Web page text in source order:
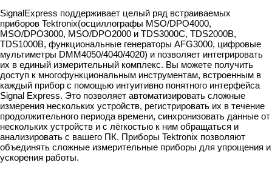
SignalExpress поддерживает целый ряд встраиваемых
приборов Tektronix(осциллографы MSO/DPO4000,
MSO/DPO3000, MSO/DPO2000 и TDS3000C, TDS2000B,
TDS1000B, функциональные генераторы AFG3000, цифровые
мультиметры DMM4050/4040/4020) и позволяет интегрировать
их в единый измерительный комплекс. Вы можете получить
доступ к многофункциональным инструментам, встроенным в
каждый прибор с помощью интуитивно понятного интерфейса
Signal Express. Это позволяет автоматизировать сложные
измерения нескольких устройств, регистрировать их в течение
продолжительного периода времени, синхронизовать данные от
нескольких устройств и с лёгкостью к ним обращаться и
анализировать с вашего ПК. Приборы Tektronix позволяют
объединять сложные измерительные приборы для упрощения и
ускорения работы.